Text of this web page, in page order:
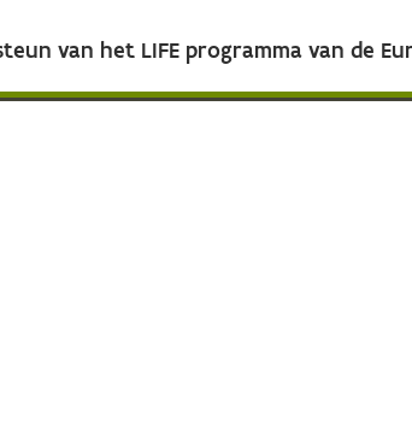
van het LIFE programma van de